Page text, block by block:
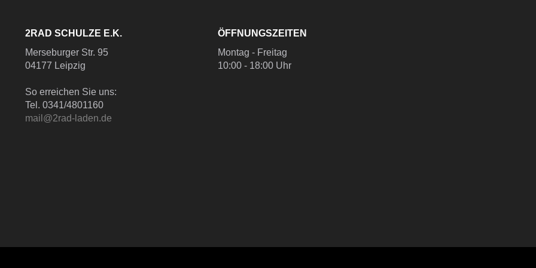
2RAD SCHULZE E.K.
Merseburger Str. 95
04177 Leipzig
So erreichen Sie uns:
Tel. 0341/4801160
mail@2rad-laden.de
ÖFFNUNGSZEITEN
Montag - Freitag
10:00 - 18:00 Uhr